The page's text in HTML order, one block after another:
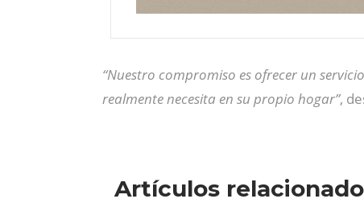
“Nuestro compromiso es ofrecer un
realmente necesita en su propio hogar”,
Artículos